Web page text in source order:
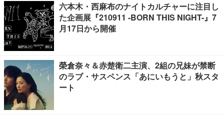
六本木・西麻布のナイトカルチャーに注目し
た企画展『210911 -BORN THIS NIGHT-』7
月17日から開催
榮倉奈々＆赤楚衛二主演、2組の兄妹が禁断
のラブ・サスペンス「あにいもうと」秋スタ
ート